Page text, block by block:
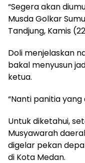
“Segera akan
Musda Golkar
Tandjung, Kamis
Doli menjelaskan
bakal menyusun
ketua.
“Nanti panitia yang
Untuk diketahui,
Musyawarah
digelar pekan
di Kota Medan.